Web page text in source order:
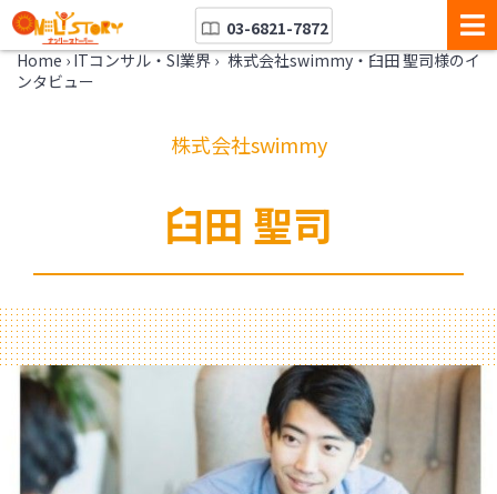
03-6821-7872
Home › ITコンサル・SI業界 › 株式会社swimmy・臼田 聖司様のイ
ンタビュー
株式会社swimmy
臼田 聖司